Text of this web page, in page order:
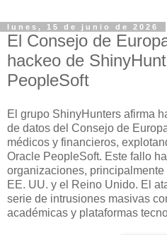
lunes, 15 de junio de 2026
El Consejo de
hackeo de
PeopleSoft
El grupo ShinyHunters afirma
de datos del Consejo de
médicos y financieros,
Oracle PeopleSoft. Este fallo
organizaciones,
EE. UU. y el Reino Unido. El
serie de intrusiones masivas
académicas y plataformas